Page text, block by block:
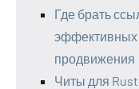
Где брать
эффективных
продвижения
Читы для